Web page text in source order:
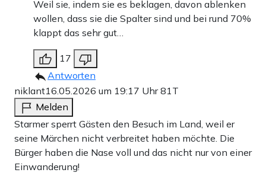
Weil sie, indem sie es beklagen, davon ablenken
wollen, dass sie die Spalter sind und bei rund 70%
klappt das sehr gut…
17
Antworten
niklant16.05.2026 um 19:17 Uhr81T
Melden
Starmer sperrt Gästen den Besuch im Land, weil er
seine Märchen nicht verbreitet haben möchte. Die
Bürger haben die Nase voll und das nicht nur von einer
Einwanderung!